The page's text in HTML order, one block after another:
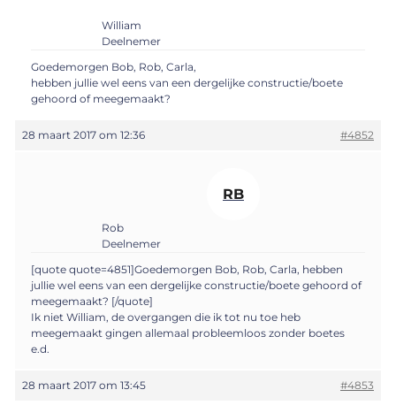
William
Deelnemer
Goedemorgen Bob, Rob, Carla,
hebben jullie wel eens van een dergelijke constructie/boete
gehoord of meegemaakt?
28 maart 2017 om 12:36 #4852
RB
Rob
Deelnemer
[quote quote=4851]Goedemorgen Bob, Rob, Carla, hebben
jullie wel eens van een dergelijke constructie/boete gehoord of
meegemaakt? [/quote]
Ik niet William, de overgangen die ik tot nu toe heb
meegemaakt gingen allemaal probleemloos zonder boetes
e.d.
28 maart 2017 om 13:45 #4853